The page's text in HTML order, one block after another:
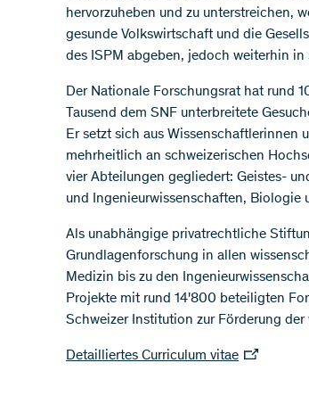
hervorzuheben und zu unterstreichen,
gesunde Volkswirtschaft und die
des ISPM abgeben, jedoch weiterhin
Der Nationale Forschungsrat hat rund
Tausend dem SNF unterbreitete
Er setzt sich aus Wissenschaftlerinnen
mehrheitlich an schweizerischen
vier Abteilungen gegliedert: Geistes-
und Ingenieurwissenschaften, Biologie
Als unabhängige privatrechtliche
Grundlagenforschung in allen
Medizin bis zu den
Projekte mit rund 14'800 beteiligten
Schweizer Institution zur Förderung
Detailliertes Curriculum vitae